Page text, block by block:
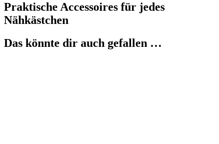
Praktische Accessoires für jedes
Nähkästchen
Das könnte dir auch gefallen …